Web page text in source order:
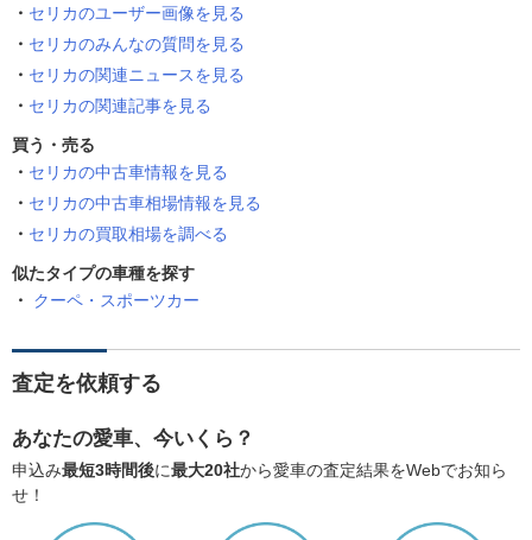
セリカのユーザー画像を見る
セリカのみんなの質問を見る
セリカの関連ニュースを見る
セリカの関連記事を見る
買う・売る
セリカの中古車情報を見る
セリカの中古車相場情報を見る
セリカの買取相場を調べる
似たタイプの車種を探す
クーペ・スポーツカー
査定を依頼する
あなたの愛車、今いくら？
申込み最短3時間後に最大20社から愛車の査定結果をWebでお知ら
せ！